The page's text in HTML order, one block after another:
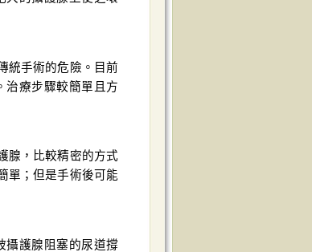
統手術的危險。目前
治療步驟較簡單且方
腺，比較精密的方式
單；但是手術後可能
攝護腺阻塞的尿道撐